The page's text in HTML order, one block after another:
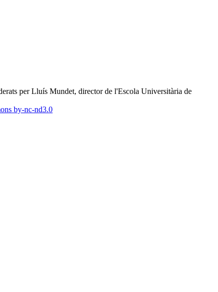
per Lluís Mundet, director de l'Escola Universitària de